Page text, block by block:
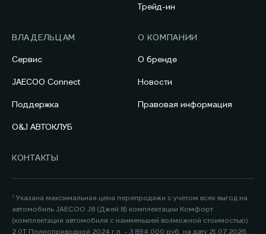
Трейд-ин
ВЛАДЕЛЬЦАМ
Сервис
JAECOO Connect
Поддержка
O&J АВТОКЛУБ
О КОМПАНИИ
О бренде
Новости
Правовая информация
КОНТАКТЫ
¹ Указана максимальная цена перепродажи с учетом всех выгод на
автомобиль JAECOO J8 (Джей 8) комплектации Комфорт
(комплектация автомобиля с наименьшей возможной стоимостью)
2.0Т Полноприводной 2024 г.п. - 3 894 000 руб. на дату 21.07.2026